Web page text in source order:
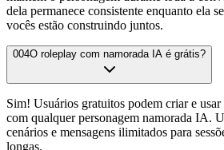
dela permanece consistente enquanto ela
vocês estão construindo juntos.
004O roleplay com namorada IA é grátis?
Sim! Usuários gratuitos podem criar e
com qualquer personagem namorada IA.
cenários e mensagens ilimitados para
longas.